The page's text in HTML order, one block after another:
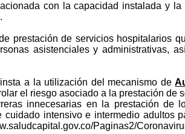
con la capacidad instalada y
prestación de servicios hospitalarios
asistenciales y administrativas,
a la utilización del mecanismo de
el riesgo asociado a la prestación de
innecesarias en la prestación de
intensivo e intermedio adultos
Paginas2/